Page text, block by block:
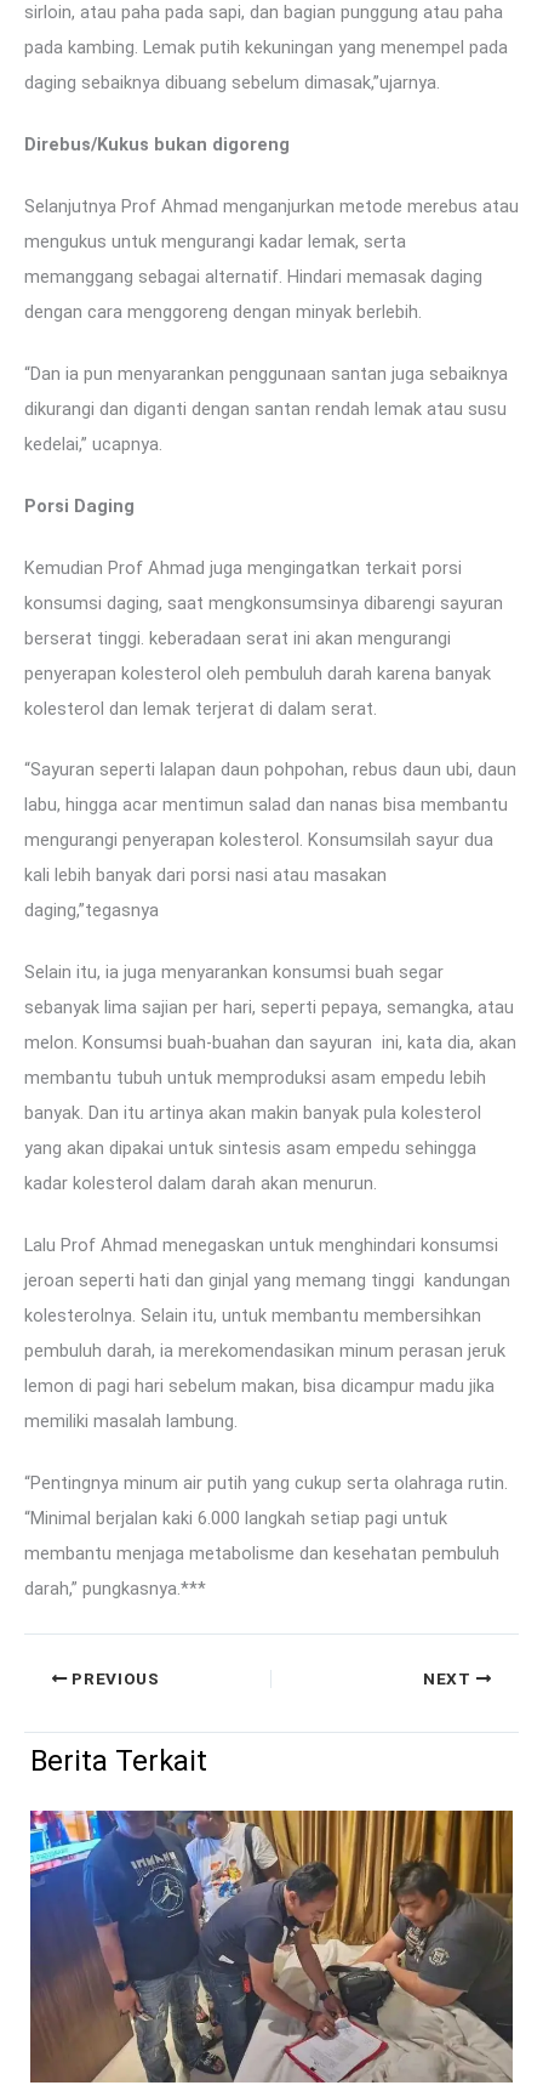
sirloin, atau paha pada sapi, dan bagian punggung atau paha
pada kambing. Lemak putih kekuningan yang menempel pada
daging sebaiknya dibuang sebelum dimasak,”ujarnya.
Direbus/Kukus bukan digoreng
Selanjutnya Prof Ahmad menganjurkan metode merebus atau
mengukus untuk mengurangi kadar lemak, serta
memanggang sebagai alternatif. Hindari memasak daging
dengan cara menggoreng dengan minyak berlebih.
“Dan ia pun menyarankan penggunaan santan juga sebaiknya
dikurangi dan diganti dengan santan rendah lemak atau susu
kedelai,” ucapnya.
Porsi Daging
Kemudian Prof Ahmad juga mengingatkan terkait porsi
konsumsi daging, saat mengkonsumsinya dibarengi sayuran
berserat tinggi. keberadaan serat ini akan mengurangi
penyerapan kolesterol oleh pembuluh darah karena banyak
kolesterol dan lemak terjerat di dalam serat.
“Sayuran seperti lalapan daun pohpohan, rebus daun ubi, daun
labu, hingga acar mentimun salad dan nanas bisa membantu
mengurangi penyerapan kolesterol. Konsumsilah sayur dua
kali lebih banyak dari porsi nasi atau masakan
daging,”tegasnya
Selain itu, ia juga menyarankan konsumsi buah segar
sebanyak lima sajian per hari, seperti pepaya, semangka, atau
melon. Konsumsi buah-buahan dan sayuran ini, kata dia, akan
membantu tubuh untuk memproduksi asam empedu lebih
banyak. Dan itu artinya akan makin banyak pula kolesterol
yang akan dipakai untuk sintesis asam empedu sehingga
kadar kolesterol dalam darah akan menurun.
Lalu Prof Ahmad menegaskan untuk menghindari konsumsi
jeroan seperti hati dan ginjal yang memang tinggi kandungan
kolesterolnya. Selain itu, untuk membantu membersihkan
pembuluh darah, ia merekomendasikan minum perasan jeruk
lemon di pagi hari sebelum makan, bisa dicampur madu jika
memiliki masalah lambung.
“Pentingnya minum air putih yang cukup serta olahraga rutin.
“Minimal berjalan kaki 6.000 langkah setiap pagi untuk
membantu menjaga metabolisme dan kesehatan pembuluh
darah,” pungkasnya.***
PREVIOUS NEXT
Berita Terkait